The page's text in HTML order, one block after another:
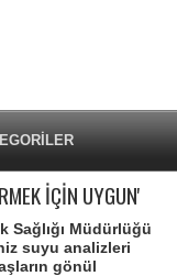
İÇİN UYGUN'
Sağlığı Müdürlüğü
suyu analizleri
gönül